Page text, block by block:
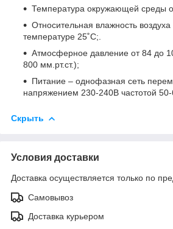
Температура окружающей среды
Относительная влажность
температуре 25˚С;.
Атмосферное давление от 84 до
800 мм.рт.ст.);
Питание – однофазная сеть
напряжением 230-240В частотой 50-
Скрыть
Условия доставки
Доставка осуществляется только по
Самовывоз
Доставка курьером